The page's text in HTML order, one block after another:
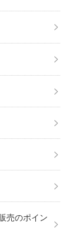
売のポイン